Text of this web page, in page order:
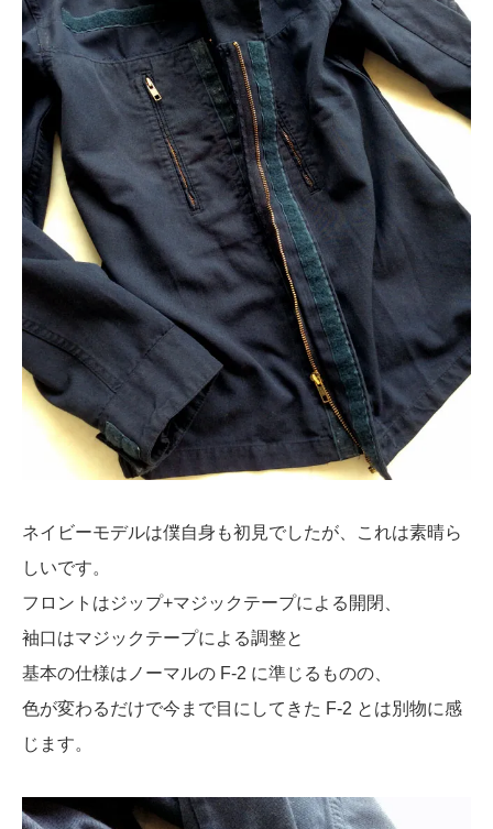
ネイビーモデルは僕自身も初見でしたが、これは素晴ら
しいです。
フロントはジップ+マジックテープによる開閉、
袖口はマジックテープによる調整と
基本の仕様はノーマルの F-2 に準じるものの、
色が変わるだけで今まで目にしてきた F-2 とは別物に感
じます。